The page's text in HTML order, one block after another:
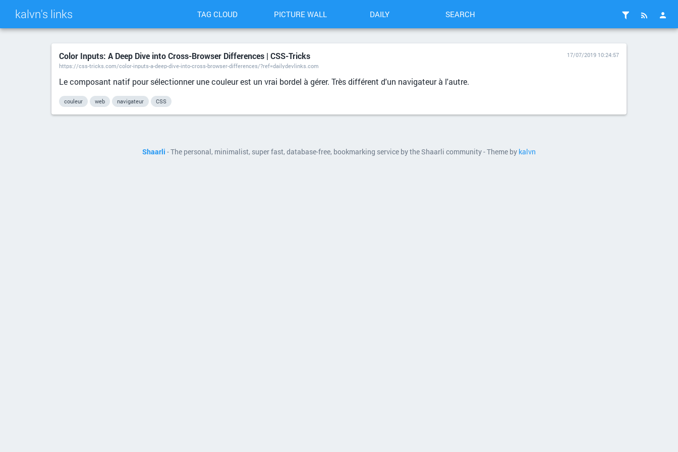
kalvn's links TAG CLOUD PICTURE WALL DAILY SEARCH
Color Inputs: A Deep Dive into Cross-Browser Differences | CSS-Tricks
https://css-tricks.com/color-inputs-a-deep-dive-into-cross-browser-differences/?ref=dailydevlinks.com
17/07/2019 10:24:57
Le composant natif pour sélectionner une couleur est un vrai bordel à gérer. Très différent d'un navigateur à l'autre.
couleur web navigateur CSS
Shaarli - The personal, minimalist, super fast, database-free, bookmarking service by the Shaarli community - Theme by kalvn